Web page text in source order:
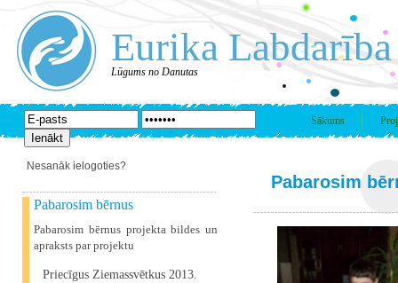
Eurika Labdarība
Lūgums no Danutas
Sākums
Nesanāk ielogoties?
Pabarosim bērnus
Pabarosim bērnus projekta bildes un
apraksts par projektu
Priecīgus Ziemassvētkus 2013.
Pabarosim